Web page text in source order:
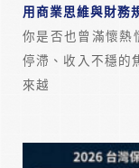
用商業思維與財務
你是否也曾滿懷熱
停滯、收入不穩的
來越